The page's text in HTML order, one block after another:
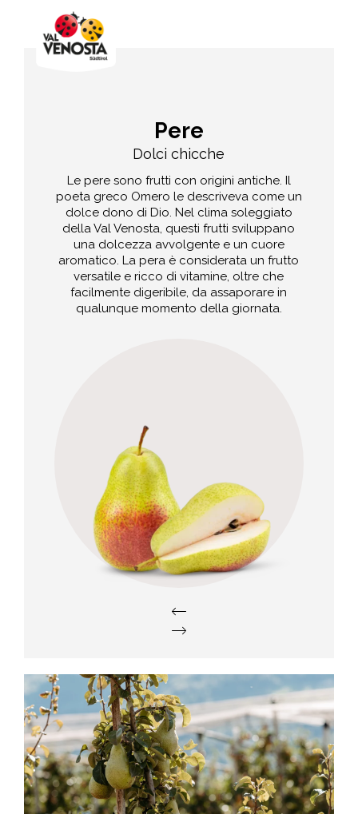
Pere
Dolci chicche
Le pere sono frutti con origini antiche. Il
poeta greco Omero le descriveva come un
dolce dono di Dio. Nel clima soleggiato
della Val Venosta, questi frutti sviluppano
una dolcezza avvolgente e un cuore
aromatico. La pera è considerata un frutto
versatile e ricco di vitamine, oltre che
facilmente digeribile, da assaporare in
qualunque momento della giornata.
Dolce, con aroma intenso e bassa
acidità